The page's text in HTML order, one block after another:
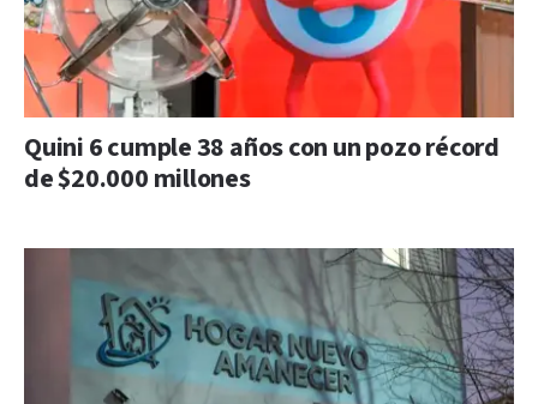
Quini 6 cumple 38 años con un pozo récord
de $20.000 millones